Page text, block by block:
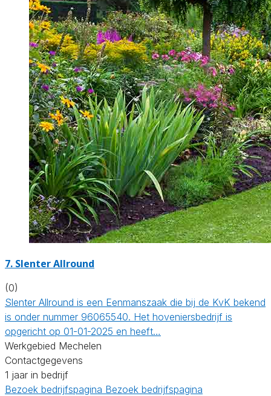
7. Slenter Allround
(0)
Slenter Allround is een Eenmanszaak die bij de KvK bekend
is onder nummer 96065540. Het hoveniersbedrijf is
opgericht op 01-01-2025 en heeft…
Werkgebied Mechelen
Contactgegevens
1 jaar in bedrijf
Bezoek bedrijfspagina Bezoek bedrijfspagina